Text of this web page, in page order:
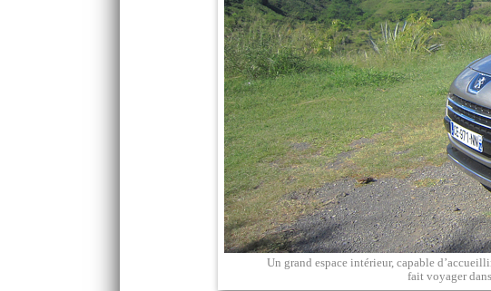
Un grand espace intérieur, capable
fait voyager